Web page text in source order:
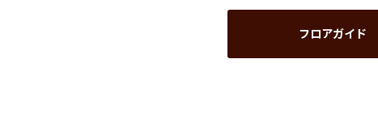
フロアガイド